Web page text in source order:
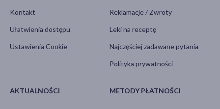
Kontakt
Ułatwienia dostępu
Ustawienia Cookie
Reklamacje / Zwroty
Leki na receptę
Najczęściej zadawane pytania
Polityka prywatności
AKTUALNOŚCI METODY PŁATNOŚCI